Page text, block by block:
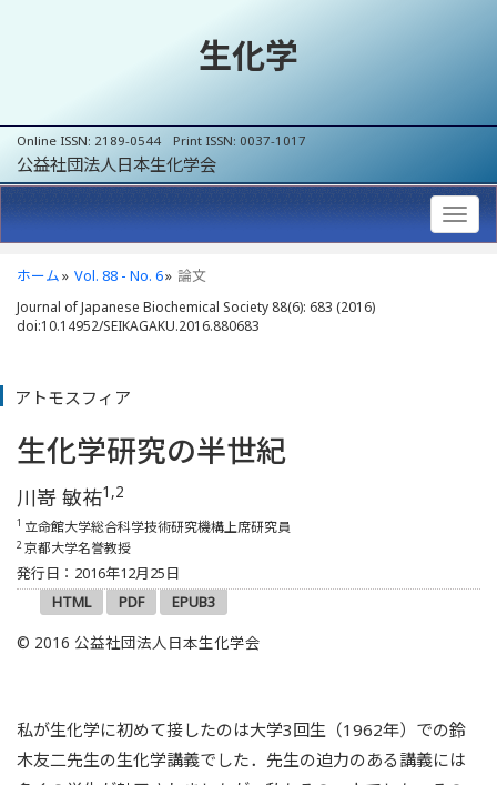
生化学
Online ISSN: 2189-0544 Print ISSN: 0037-1017
公益社団法人日本生化学会
ホーム Vol. 88 - No. 6 論文
Journal of Japanese Biochemical Society 88(6): 683 (2016)
doi:10.14952/SEIKAGAKU.2016.880683
アトモスフィア
生化学研究の半世紀
川嵜 敏祐1,2
1 立命館大学総合科学技術研究機構上席研究員
2 京都大学名誉教授
発行日：2016年12月25日
HTML
PDF EPUB3
© 2016 公益社団法人日本生化学会
私が生化学に初めて接したのは大学3回生（1962年）での鈴
木友二先生の生化学講義でした．先生の迫力のある講義には